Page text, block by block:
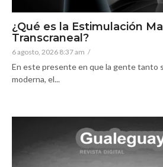
¿Qué es la Estimulación
Transcraneal?
6 agosto, 2026 8:37 am /
En este presente en que la gente tanto
moderna, el...